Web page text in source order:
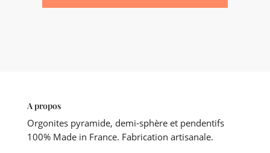
A propos
Orgonites pyramide, demi-sphère et pendentifs
100% Made in France. Fabrication artisanale.